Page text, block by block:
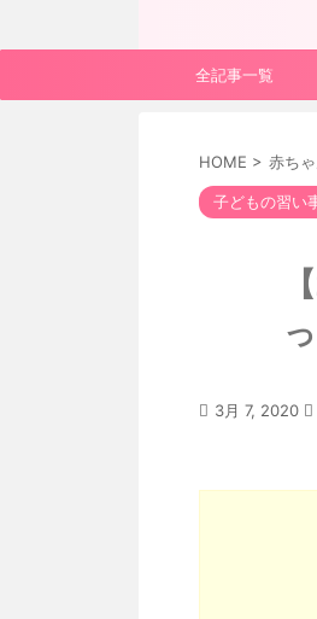
全記事一覧
HOME > 赤ち
子どもの習い
3月 7, 2020